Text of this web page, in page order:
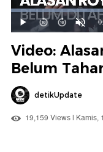
Mainkan
Suara
Hidup
Video:
Belum
detikUpdate
19,159 Views | Kamis,